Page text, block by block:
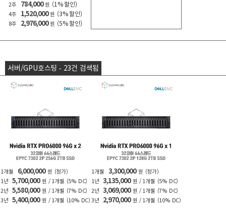
2주 784,000 원 (1% 할인)
4주 1,520,000 원 (3% 할인)
8주 2,976,000 원 (5% 할인)
서버/GPU호스팅 - 23건 검색됨
1개월 6,000,000 원
(정가)
1년
5,700,000 원 / 1개월
(5% DC)
2년
5,580,000 원 / 1개월
(7% DC)
3년
5,400,000 원 / 1개월 (10% DC)
1개월 3,300,000 원
(정가)
1년
3,135,000 원 / 1개월
(5% DC)
2년
3,069,000 원 / 1개월
(7% DC)
3년
2,970,000 원 / 1개월 (10% DC)